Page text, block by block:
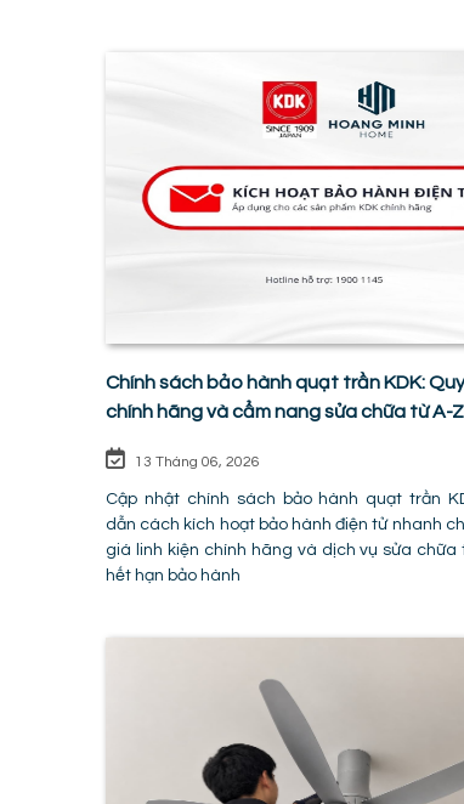
Chính sách bảo hành quạt trần KDK:
chính hãng và cẩm nang sửa chữa từ A-Z
13 Tháng 06, 2026
Cập nhật chính sách bảo hành quạt trần
dẫn cách kích hoạt bảo hành điện tử nhanh
giá linh kiện chính hãng và dịch vụ sửa chữa
hết hạn bảo hành